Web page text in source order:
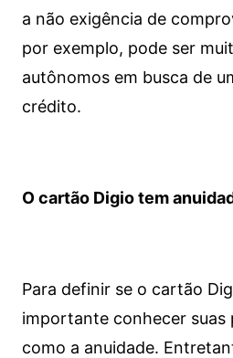
a não exigência de
por exemplo, pode ser
autônomos em busca de
crédito.
O cartão Digio tem
Para definir se o cartão
importante conhecer suas
como a anuidade.